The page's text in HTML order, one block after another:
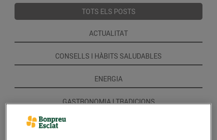
TOTS ELS POSTS
ACTUALITAT
CONSELLS I HÀBITS SALUDABLES
ENERGIA
GASTRONOMIA I TRADICIONS